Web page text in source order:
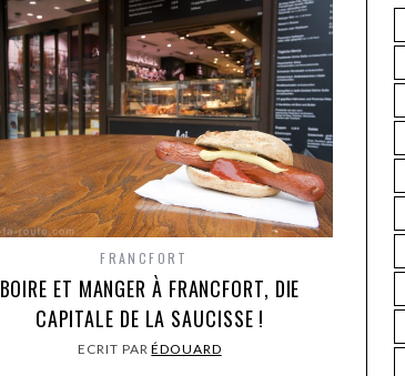
FRANCFORT
BOIRE ET MANGER À FRANCFORT, DIE
CAPITALE DE LA SAUCISSE !
ECRIT PARÉDOUARD